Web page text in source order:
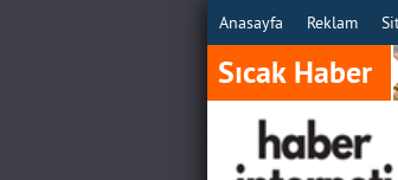
Anasayfa Reklam
Sıcak Haber